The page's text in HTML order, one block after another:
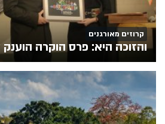
קרוזים מאורגנים
והזוכה היא: פרס הוקרה